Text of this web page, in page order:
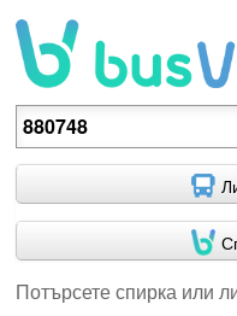
Потърсете спирка или
Потърсете спирка или